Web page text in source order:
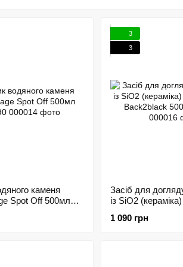
текстиль), засоби для догляду за шинами
свої формули, використовуючи
результатів у очищенні,
автомобіля.
проходить ретельний контроль якості
для автомобіля. Засоби Shiny Garage
середовища, надають блиск та
Garage пропонує високоякісну продукцію за
широкого кола автолюбителів.
своєму автомобілю професійний
каменя
Spot Off 500мл
3
3
Засіб для
із SiO2
1 090 грн